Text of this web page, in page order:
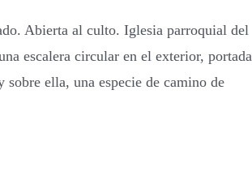
Abierta al culto. Iglesia parroquial del
escalera circular en el exterior, portada
ella, una especie de camino de